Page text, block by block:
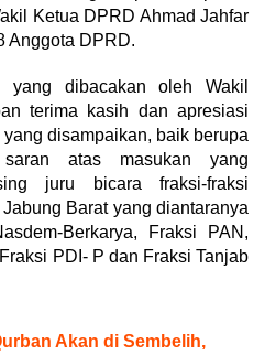
Ketua DPRD Ahmad Jahfar
Anggota DPRD.
yang dibacakan oleh Wakil
terima kasih dan apresiasi
disampaikan, baik berupa
atas masukan yang
juru bicara fraksi-fraksi
Barat yang diantaranya
Berkarya, Fraksi PAN,
PDI- P dan Fraksi Tanjab
Akan di Sembelih,